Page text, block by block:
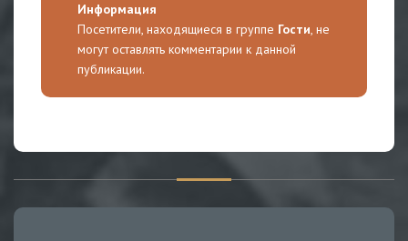
Информация
Посетители, находящиеся в группе Гости, не
могут оставлять комментарии к данной
публикации.